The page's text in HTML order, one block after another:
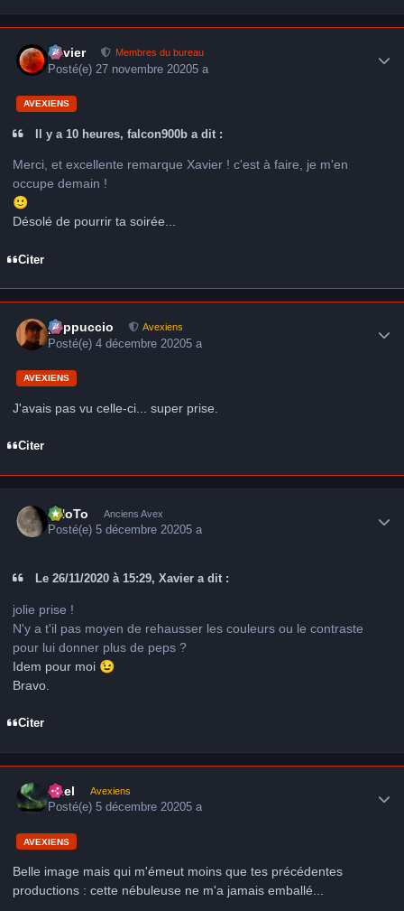
Xavier Membres du bureau
Posté(e) 27 novembre 20205 a
AVEXIENS
Il y a 10 heures, falcon900b a dit :
Merci, et excellente remarque Xavier ! c'est à faire, je m'en
occupe demain !
🙂
Désolé de pourrir ta soirée...
Citer
peppuccio Avexiens
Posté(e)4 décembre 20205 a
AVEXIENS
J'avais pas vu celle-ci... super prise.
Citer
FHoTo Anciens Avex
Posté(e)5 décembre 20205 a
Le 26/11/2020 à 15:29, Xavier a dit :
jolie prise !
N'y a t'il pas moyen de rehausser les couleurs ou le contraste
pour lui donner plus de peps ?
Idem pour moi 😉
Bravo.
Citer
Axel Avexiens
Posté(e)5 décembre 20205 a
AVEXIENS
Belle image mais qui m'émeut moins que tes précédentes
productions : cette nébuleuse ne m'a jamais emballé...